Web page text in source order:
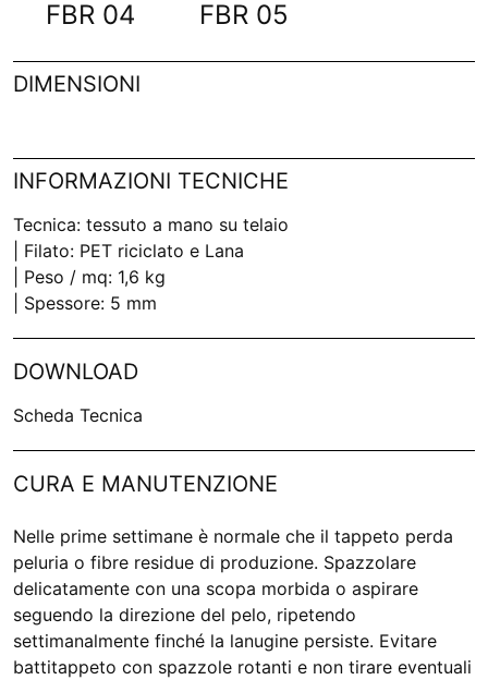
FBR 04 FBR 05
DIMENSIONI
INFORMAZIONI TECNICHE
Tecnica: tessuto a mano su telaio
| Filato: PET riciclato e Lana
| Peso / mq: 1,6 kg
| Spessore: 5 mm
DOWNLOAD
Scheda Tecnica
CURA E MANUTENZIONE
Nelle prime settimane è normale che il tappeto perda
peluria o fibre residue di produzione. Spazzolare
delicatamente con una scopa morbida o aspirare
seguendo la direzione del pelo, ripetendo
settimanalmente finché la lanugine persiste. Evitare
battitappeto con spazzole rotanti e non tirare eventuali